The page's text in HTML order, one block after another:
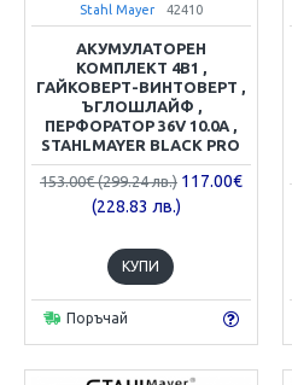
Stahl Mayer 42410
АКУМУЛАТОРЕН
КОМПЛЕКТ 4В1 ,
ГАЙКОВЕРТ-ВИНТОВЕРТ ,
ЪГЛОШЛАЙФ ,
ПЕРФОРАТОР 36V 10.0A ,
STAHLMAYER BLACK PRO
153.00€ (299.24 лв.) 117.00€
(228.83 лв.)
КУПИ
Поръчай